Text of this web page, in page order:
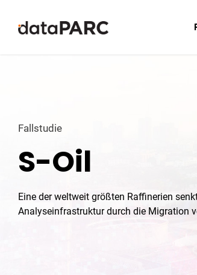
Fallstudie
S-Oil
Eine der weltweit größten Raffinerien
Analyseinfrastruktur durch die Migration